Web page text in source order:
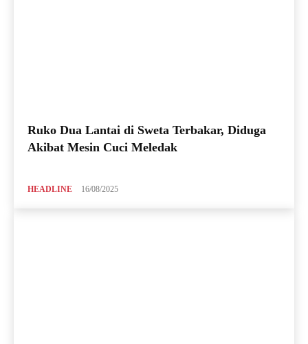
Ruko Dua Lantai di Sweta Terbakar, Diduga
Akibat Mesin Cuci Meledak
HEADLINE 16/08/2025